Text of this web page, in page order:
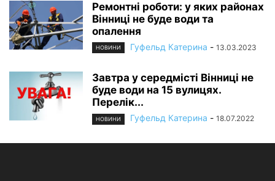
Ремонтні роботи: у яких районах
Вінниці не буде води та
опалення
НОВИНИ Гуфельд Катерина - 13.03.2023
Завтра у середмісті Вінниці не
буде води на 15 вулицях.
Перелік...
НОВИНИ Гуфельд Катерина - 18.07.2022